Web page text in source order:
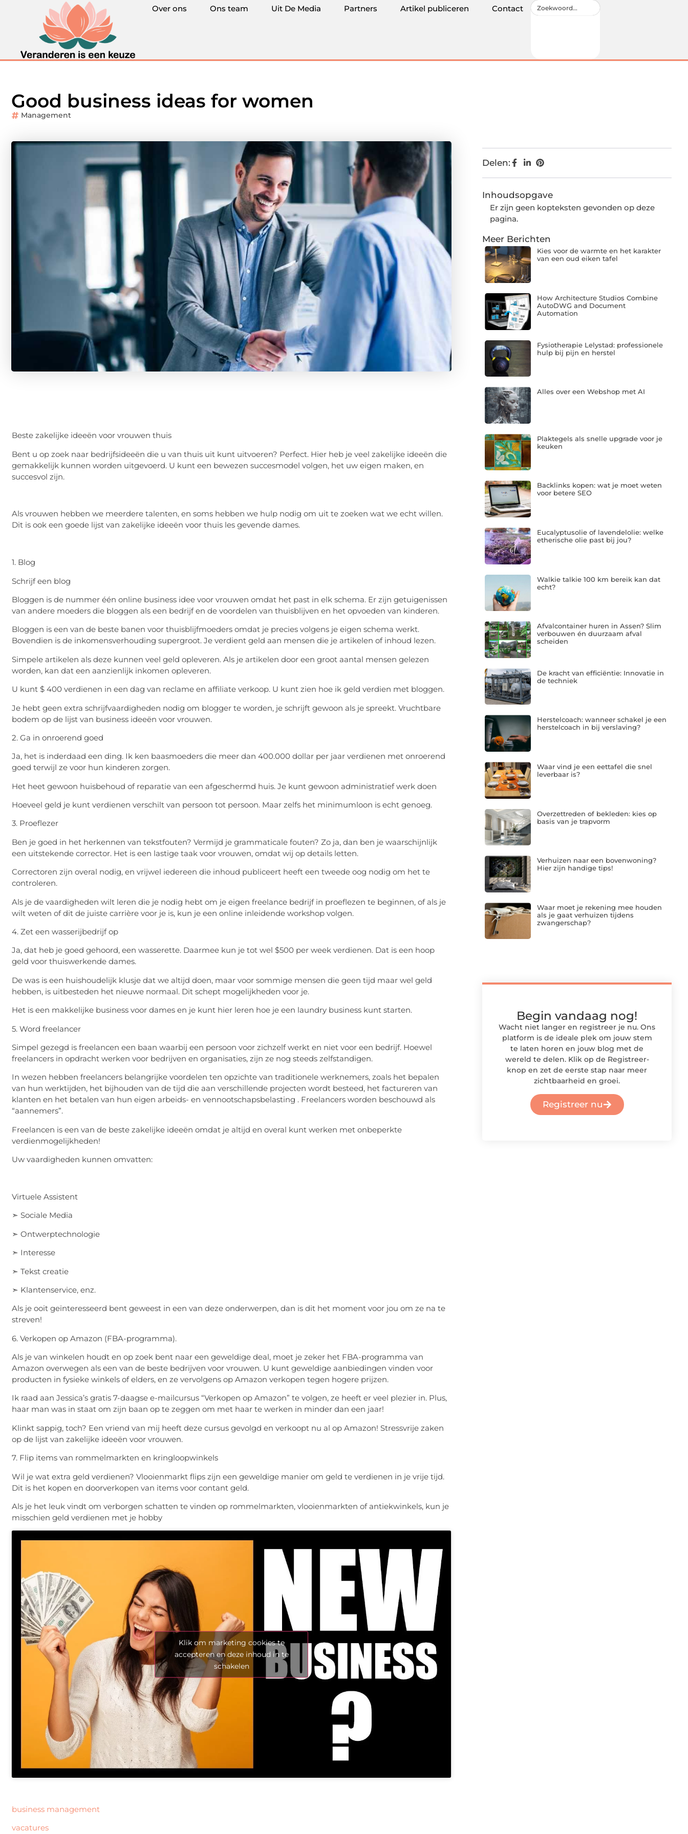
Over ons Ons team Uit De Media Partners Artikel publiceren Contact
Good business ideas for women
Management
Beste zakelijke ideeën voor vrouwen thuis
Bent u op zoek naar bedrijfsideeën die u van thuis uit kunt uitvoeren? Perfect. Hier heb je veel zakelijke ideeën die
gemakkelijk kunnen worden uitgevoerd. U kunt een bewezen succesmodel volgen, het uw eigen maken, en
succesvol zijn.
Als vrouwen hebben we meerdere talenten, en soms hebben we hulp nodig om uit te zoeken wat we echt willen.
Dit is ook een goede lijst van zakelijke ideeën voor thuis les gevende dames.
1. Blog
Schrijf een blog
Bloggen is de nummer één online business idee voor vrouwen omdat het past in elk schema. Er zijn getuigenissen
van andere moeders die bloggen als een bedrijf en de voordelen van thuisblijven en het opvoeden van kinderen.
Bloggen is een van de beste banen voor thuisblijfmoeders omdat je precies volgens je eigen schema werkt.
Bovendien is de inkomensverhouding supergroot. Je verdient geld aan mensen die je artikelen of inhoud lezen.
Simpele artikelen als deze kunnen veel geld opleveren. Als je artikelen door een groot aantal mensen gelezen
worden, kan dat een aanzienlijk inkomen opleveren.
U kunt $ 400 verdienen in een dag van reclame en affiliate verkoop. U kunt zien hoe ik geld verdien met bloggen.
Je hebt geen extra schrijfvaardigheden nodig om blogger te worden, je schrijft gewoon als je spreekt. Vruchtbare
bodem op de lijst van business ideeën voor vrouwen.
2. Ga in onroerend goed
Ja, het is inderdaad een ding. Ik ken baasmoeders die meer dan 400.000 dollar per jaar verdienen met onroerend
goed terwijl ze voor hun kinderen zorgen.
Het heet gewoon huisbehoud of reparatie van een afgeschermd huis. Je kunt gewoon administratief werk doen
Hoeveel geld je kunt verdienen verschilt van persoon tot persoon. Maar zelfs het minimumloon is echt genoeg.
3. Proeflezer
Ben je goed in het herkennen van tekstfouten? Vermijd je grammaticale fouten? Zo ja, dan ben je waarschijnlijk
een uitstekende corrector. Het is een lastige taak voor vrouwen, omdat wij op details letten.
Correctoren zijn overal nodig, en vrijwel iedereen die inhoud publiceert heeft een tweede oog nodig om het te
controleren.
Als je de vaardigheden wilt leren die je nodig hebt om je eigen freelance bedrijf in proeflezen te beginnen, of als je
wilt weten of dit de juiste carrière voor je is, kun je een online inleidende workshop volgen.
4. Zet een wasserijbedrijf op
Ja, dat heb je goed gehoord, een wasserette. Daarmee kun je tot wel $500 per week verdienen. Dat is een hoop
geld voor thuiswerkende dames.
De was is een huishoudelijk klusje dat we altijd doen, maar voor sommige mensen die geen tijd maar wel geld
hebben, is uitbesteden het nieuwe normaal. Dit schept mogelijkheden voor je.
Het is een makkelijke business voor dames en je kunt hier leren hoe je een laundry business kunt starten.
5. Word freelancer
Simpel gezegd is freelancen een baan waarbij een persoon voor zichzelf werkt en niet voor een bedrijf. Hoewel
freelancers in opdracht werken voor bedrijven en organisaties, zijn ze nog steeds zelfstandigen.
In wezen hebben freelancers belangrijke voordelen ten opzichte van traditionele werknemers, zoals het bepalen
van hun werktijden, het bijhouden van de tijd die aan verschillende projecten wordt besteed, het factureren van
klanten en het betalen van hun eigen arbeids- en vennootschapsbelasting . Freelancers worden beschouwd als
“aannemers”.
Freelancen is een van de beste zakelijke ideeën omdat je altijd en overal kunt werken met onbeperkte
verdienmogelijkheden!
Uw vaardigheden kunnen omvatten:
Virtuele Assistent
➣ Sociale Media
➣ Ontwerptechnologie
➣ Interesse
➣ Tekst creatie
➣ Klantenservice, enz.
Als je ooit geïnteresseerd bent geweest in een van deze onderwerpen, dan is dit het moment voor jou om ze na te
streven!
6. Verkopen op Amazon (FBA-programma).
Als je van winkelen houdt en op zoek bent naar een geweldige deal, moet je zeker het FBA-programma van
Amazon overwegen als een van de beste bedrijven voor vrouwen. U kunt geweldige aanbiedingen vinden voor
producten in fysieke winkels of elders, en ze vervolgens op Amazon verkopen tegen hogere prijzen.
Ik raad aan Jessica’s gratis 7-daagse e-mailcursus “Verkopen op Amazon” te volgen, ze heeft er veel plezier in. Plus,
haar man was in staat om zijn baan op te zeggen om met haar te werken in minder dan een jaar!
Klinkt sappig, toch? Een vriend van mij heeft deze cursus gevolgd en verkoopt nu al op Amazon! Stressvrije zaken
op de lijst van zakelijke ideeën voor vrouwen.
7. Flip items van rommelmarkten en kringloopwinkels
Wil je wat extra geld verdienen? Vlooienmarkt flips zijn een geweldige manier om geld te verdienen in je vrije tijd.
Dit is het kopen en doorverkopen van items voor contant geld.
Als je het leuk vindt om verborgen schatten te vinden op rommelmarkten, vlooienmarkten of antiekwinkels, kun je
misschien geld verdienen met je hobby
Klik om marketing cookies te
accepteren en deze inhoud in te
schakelen
business management
vacatures
Delen:
Inhoudsopgave
Er zijn geen kopteksten gevonden op deze
pagina.
Meer Berichten
Kies voor de warmte en het karakter
van een oud eiken tafel
How Architecture Studios Combine
AutoDWG and Document
Automation
Fysiotherapie Lelystad: professionele
hulp bij pijn en herstel
Alles over een Webshop met AI
Plaktegels als snelle upgrade voor je
keuken
Backlinks kopen: wat je moet weten
voor betere SEO
Eucalyptusolie of lavendelolie: welke
etherische olie past bij jou?
Walkie talkie 100 km bereik kan dat
echt?
Afvalcontainer huren in Assen? Slim
verbouwen én duurzaam afval
scheiden
De kracht van efficiëntie: Innovatie in
de techniek
Herstelcoach: wanneer schakel je een
herstelcoach in bij verslaving?
Waar vind je een eettafel die snel
leverbaar is?
Overzettreden of bekleden: kies op
basis van je trapvorm
Verhuizen naar een bovenwoning?
Hier zijn handige tips!
Waar moet je rekening mee houden
als je gaat verhuizen tijdens
zwangerschap?
Begin vandaag nog!
Wacht niet langer en registreer je nu. Ons
platform is de ideale plek om jouw stem
te laten horen en jouw blog met de
wereld te delen. Klik op de Registreer-
knop en zet de eerste stap naar meer
zichtbaarheid en groei.
Registreer nu